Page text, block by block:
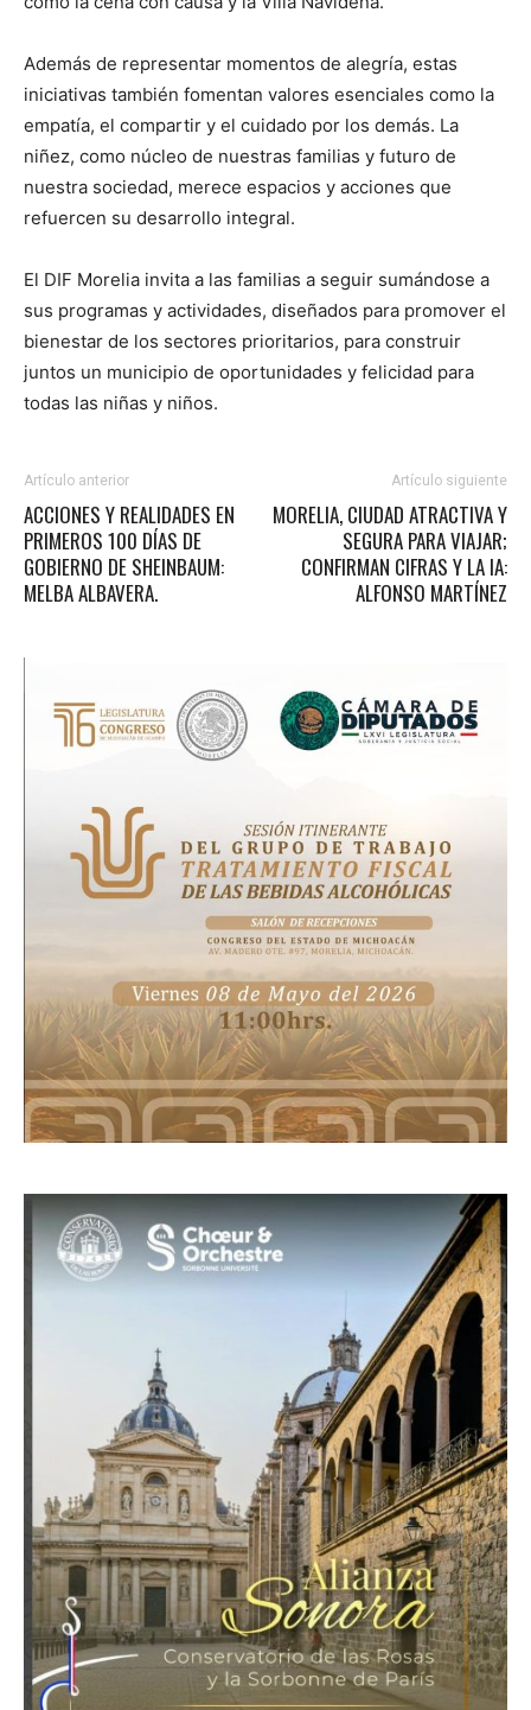
Además de representar momentos de alegría, estas
iniciativas también fomentan valores esenciales como la
empatía, el compartir y el cuidado por los demás. La
niñez, como núcleo de nuestras familias y futuro de
nuestra sociedad, merece espacios y acciones que
refuercen su desarrollo integral.
El DIF Morelia invita a las familias a seguir sumándose a
sus programas y actividades, diseñados para promover el
bienestar de los sectores prioritarios, para construir
juntos un municipio de oportunidades y felicidad para
todas las niñas y niños.
Artículo anterior
ACCIONES Y REALIDADES EN
PRIMEROS 100 DÍAS DE
GOBIERNO DE SHEINBAUM:
MELBA ALBAVERA.
Artículo siguiente
MORELIA, CIUDAD ATRACTIVA Y
SEGURA PARA VIAJAR;
CONFIRMAN CIFRAS Y LA IA:
ALFONSO MARTÍNEZ